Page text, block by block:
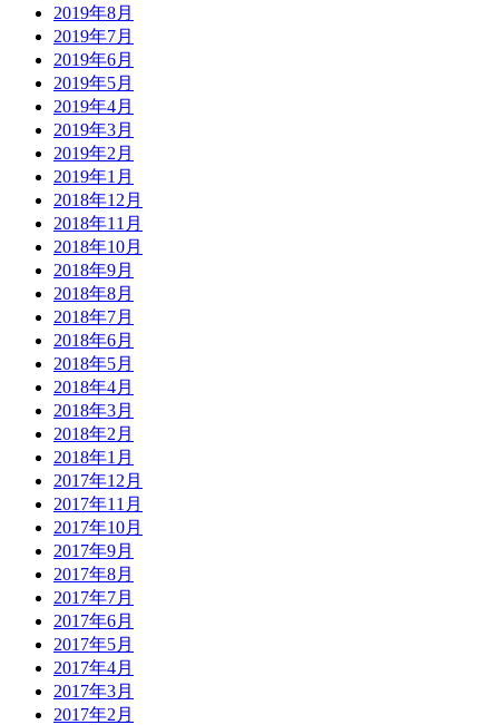
2019年8月
2019年7月
2019年6月
2019年5月
2019年4月
2019年3月
2019年2月
2019年1月
2018年12月
2018年11月
2018年10月
2018年9月
2018年8月
2018年7月
2018年6月
2018年5月
2018年4月
2018年3月
2018年2月
2018年1月
2017年12月
2017年11月
2017年10月
2017年9月
2017年8月
2017年7月
2017年6月
2017年5月
2017年4月
2017年3月
2017年2月